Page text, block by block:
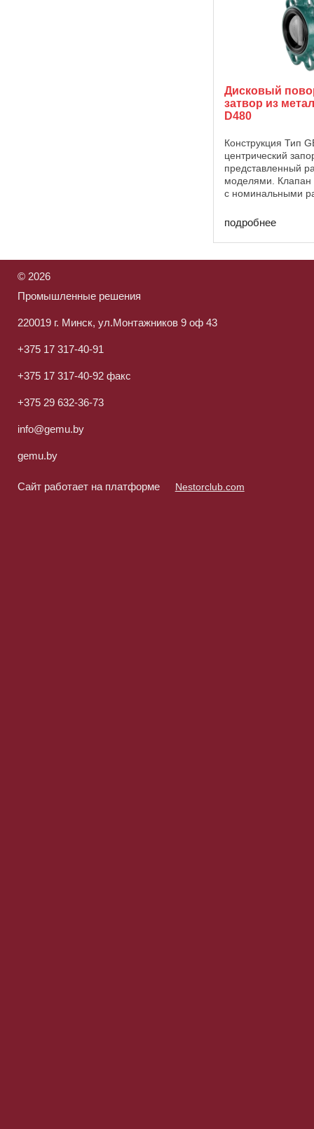
Дисковый
затвор из
D480
Конструкция Тип
центрический
представленный
моделями. Клапан
с номинальными
вариантами
материалами
корпуса. Он
подробнее
© 2026
Промышленные решения
220019 г. Минск, ул.Монтажников 9 оф 43
+375 17 317-40-91
+375 17 317-40-92 факс
+375 29 632-36-73
info@gemu.by
gemu.by
Сайт работает на платформе Nestorclub.com